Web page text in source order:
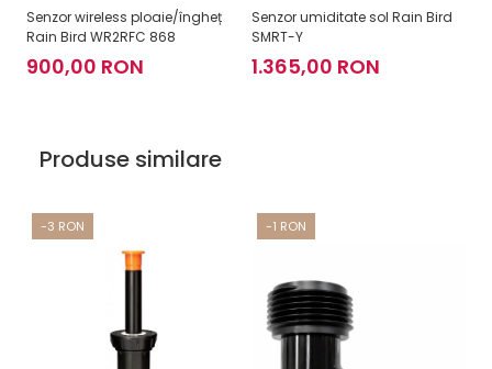
Senzor wireless ploaie/îngheț
Rain Bird WR2RFC 868
900,00 RON
Senzor umiditate sol Rain Bird
SMRT-Y
1.365,00 RON
Produse similare
-3 RON -1 RON